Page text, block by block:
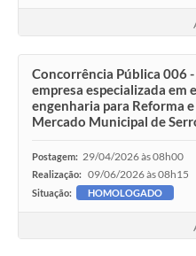
Concorrência Pública 006
empresa especializada em
engenharia para Reforma
Mercado Municipal de
Postagem: 29/04/2026 às 08h00
Realização: 09/06/2026 às 08h15
Situação: HOMOLOGADO